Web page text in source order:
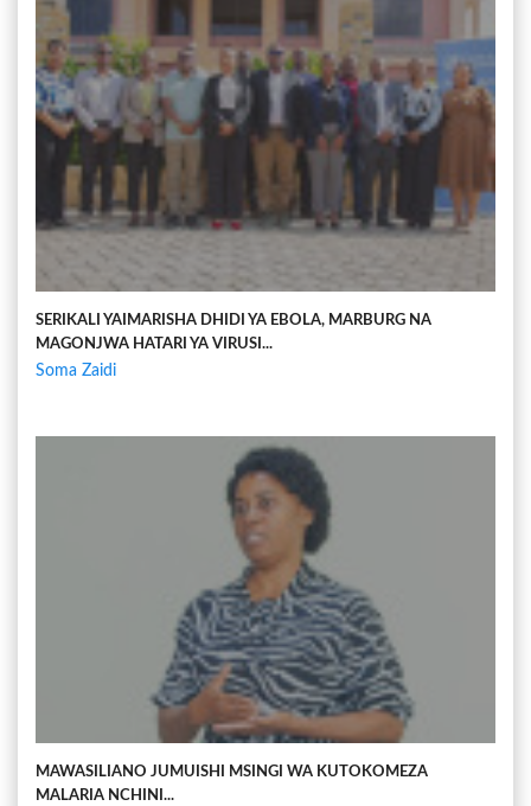
SERIKALI YAIMARISHA DHIDI YA EBOLA, MARBURG NA
MAGONJWA HATARI YA VIRUSI...
Soma Zaidi
MAWASILIANO JUMUISHI MSINGI WA KUTOKOMEZA
MALARIA NCHINI...